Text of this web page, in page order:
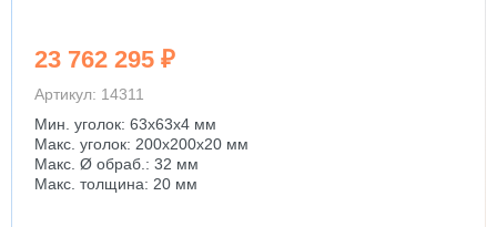
23 762 295 ₽
Артикул: 14311
Мин. уголок: 63x63x4 мм
Макс. уголок: 200x200x20 мм
Макс. Ø обраб.: 32 мм
Макс. толщина: 20 мм